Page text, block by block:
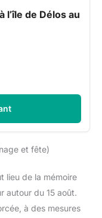
de Délos au
et fête)
lieu de la mémoire
autour du 15 août.
à des mesures